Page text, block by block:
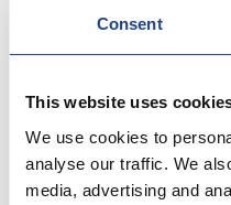
Consent
This website uses
We use cookies to
analyse our traffic. We
media, advertising and
Absaugsystem eines
wurde durch einen JKF
Geräuschpegel und
führte